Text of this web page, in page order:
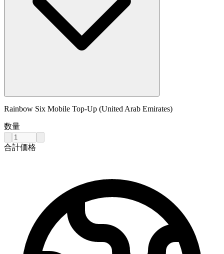
Rainbow Six Mobile Top-Up (United Arab Emirates)
数量
合計価格